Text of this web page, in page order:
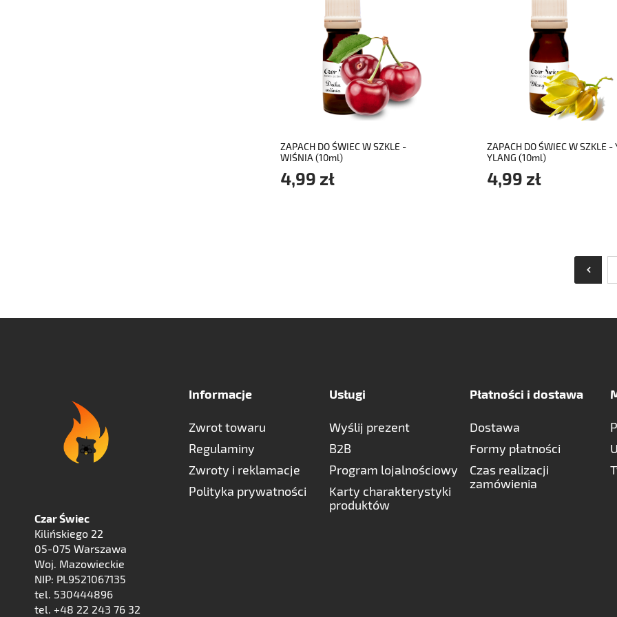
ZAPACH DO ŚWIEC W SZKLE -
WIŚNIA (10ml)
4,99 zł
do koszyka
ZAPACH DO ŚWIEC W SZKLE -
YLANG (10ml)
4,99 zł
do koszyka
Informacje
Zwrot towaru
Regulaminy
Zwroty i reklamacje
Polityka prywatności
Usługi
Wyślij prezent
B2B
Program lojalnościowy
Karty charakterystyki
produktów
Płatności i dostawa
Dostawa
Formy płatności
Czas realizacji
zamówienia
Czar Świec
Kilińskiego 22
05-075 Warszawa
Woj. Mazowieckie
NIP: PL9521067135
tel. 530444896
tel. +48 22 243 76 32